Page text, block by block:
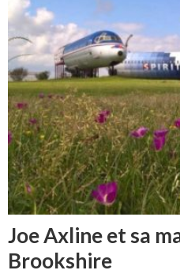
Joe Axline et sa
Brookshire